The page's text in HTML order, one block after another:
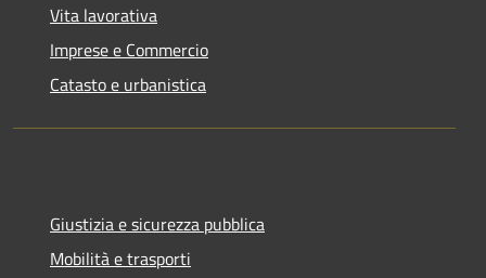
Vita lavorativa
Imprese e Commercio
Catasto e urbanistica
Giustizia e sicurezza pubblica
Mobilità e trasporti